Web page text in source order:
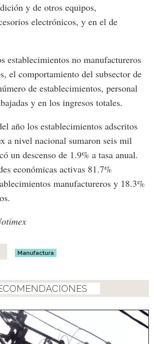
y de otros equipos,
electrónicos, y en el de
establecimientos no manufactureros
el comportamiento del subsector de
de establecimientos, personal
y en los ingresos totales.
año los establecimientos adscritos
a nivel nacional sumaron seis mil
un descenso de 1.9% a tasa anual.
económicas activas 81.7%
manufactureros y 18.3%
Manufactura